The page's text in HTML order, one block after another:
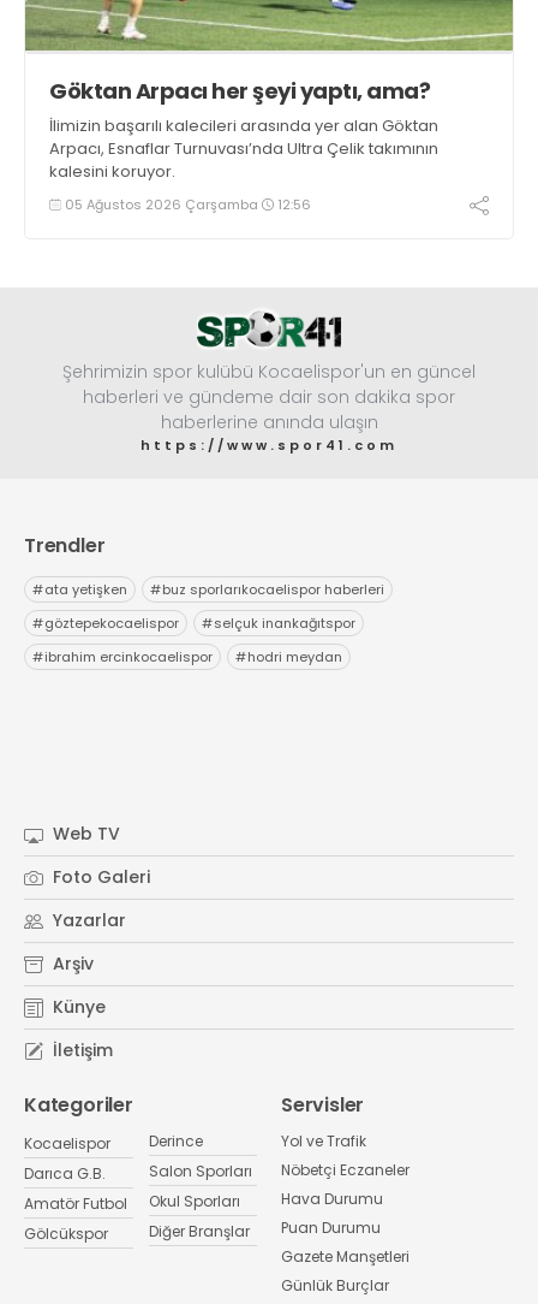
Göktan Arpacı her şeyi yaptı, ama?
İlimizin başarılı kalecileri arasında yer alan Göktan
Arpacı, Esnaflar Turnuvası’nda Ultra Çelik takımının
kalesini koruyor.
05 Ağustos 2026 Çarşamba 12:56
Şehrimizin spor kulübü Kocaelispor'un en güncel
haberleri ve gündeme dair son dakika spor
haberlerine anında ulaşın
https://www.spor41.com
Trendler
#ata yetişken #buz sporlarıkocaelispor haberleri
#göztepekocaelispor #selçuk inankağıtspor
#ibrahim ercinkocaelispor #hodri meydan
Web TV
Foto Galeri
Yazarlar
Arşiv
Künye
İletişim
Kategoriler
Kocaelispor
Darıca G.B.
Amatör Futbol
Gölcükspor
Derince
Salon Sporları
Okul Sporları
Diğer Branşlar
Servisler
Yol ve Trafik
Nöbetçi Eczaneler
Hava Durumu
Puan Durumu
Gazete Manşetleri
Günlük Burçlar